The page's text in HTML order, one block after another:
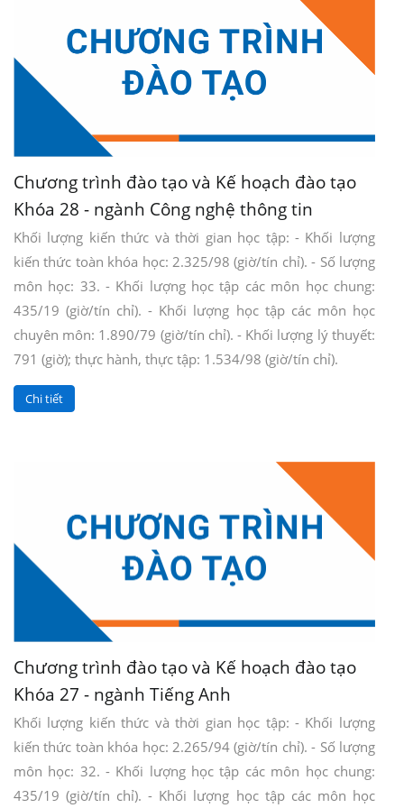
Chương trình đào tạo và Kế hoạch đào tạo
Khóa 28 - ngành Công nghệ thông tin
Khối lượng kiến thức và thời gian học tập: - Khối lượng
kiến thức toàn khóa học: 2.325/98 (giờ/tín chỉ). - Số lượng
môn học: 33. - Khối lượng học tập các môn học chung:
435/19 (giờ/tín chỉ). - Khối lượng học tập các môn học
chuyên môn: 1.890/79 (giờ/tín chỉ). - Khối lượng lý thuyết:
791 (giờ); thực hành, thực tập: 1.534/98 (giờ/tín chỉ).
Chi tiết
Chương trình đào tạo và Kế hoạch đào tạo
Khóa 27 - ngành Tiếng Anh
Khối lượng kiến thức và thời gian học tập: - Khối lượng
kiến thức toàn khóa học: 2.265/94 (giờ/tín chỉ). - Số lượng
môn học: 32. - Khối lượng học tập các môn học chung:
435/19 (giờ/tín chỉ). - Khối lượng học tập các môn học